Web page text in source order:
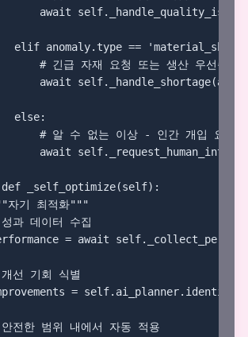
await
elif anomaly.type ==
# 긴급 자재 요청 또는 생산 우선순위
await
else:
# 알 수 없는 이상 - 인간 개입 요청
await
_self_optimize(self):
자기 최적화"""
과 데이터 수집
= await
선 기회 식별
=
전한 범위 내에서 자동 적용